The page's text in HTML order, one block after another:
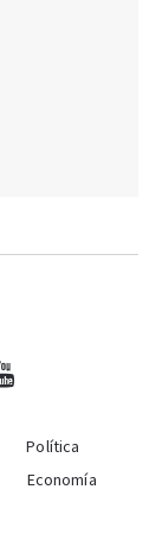
Política
Economía